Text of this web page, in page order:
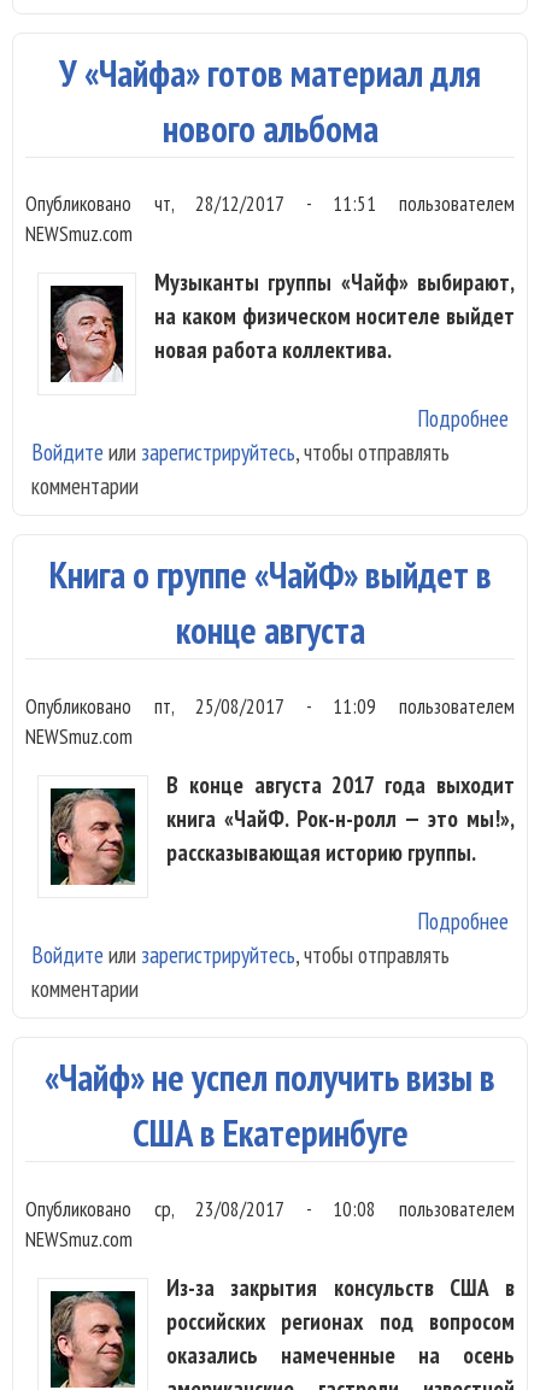
У «Чайфа» готов материал для
нового альбома
Опубликовано чт, 28/12/2017 - 11:51 пользователем
NEWSmuz.com
Музыканты группы «Чайф» выбирают,
на каком физическом носителе выйдет
новая работа коллектива.
Подробнее
Войдите или зарегистрируйтесь, чтобы отправлять
комментарии
Книга о группе «ЧайФ» выйдет в
конце августа
Опубликовано пт, 25/08/2017 - 11:09 пользователем
NEWSmuz.com
В конце августа 2017 года выходит
книга «ЧайФ. Рок-н-ролл — это мы!»,
рассказывающая историю группы.
Подробнее
Войдите или зарегистрируйтесь, чтобы отправлять
комментарии
«Чайф» не успел получить визы в
США в Екатеринбуге
Опубликовано ср, 23/08/2017 - 10:08
пользователем
NEWSmuz.com
Из-за закрытия консульств США в
российских регионах под вопросом
оказались намеченные на осень